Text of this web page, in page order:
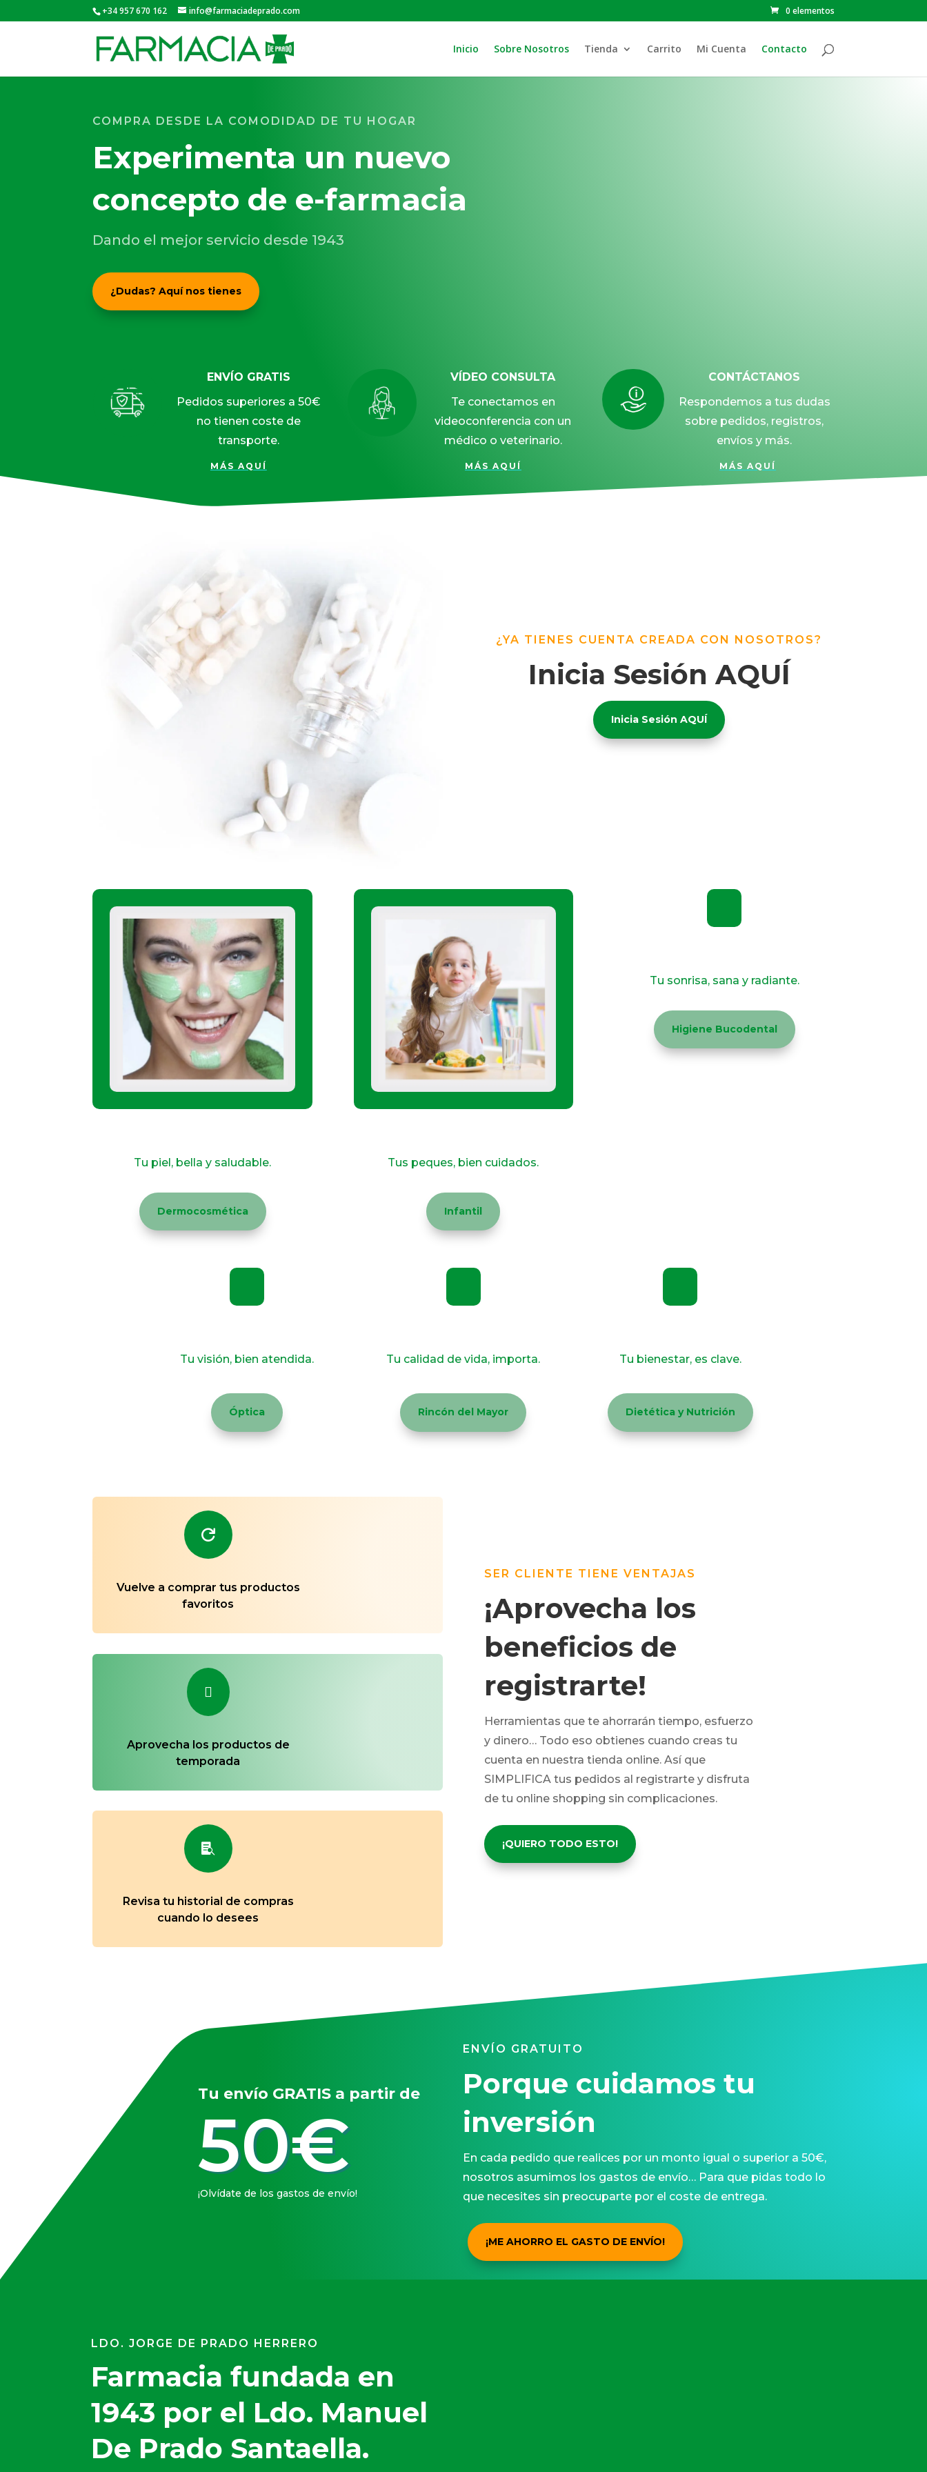
+34 957 670 162 info@farmaciadeprado.com 0 elementos
Inicio Sobre Nosotros Tienda Carrito Mi Cuenta Contacto
COMPRA DESDE LA COMODIDAD DE TU HOGAR
Experimenta un nuevo
concepto de e-farmacia
Dando el mejor servicio desde 1943
¿Dudas? Aquí nos tienes
ENVÍO GRATIS
Pedidos superiores a 50€
no tienen coste de
transporte.
MÁS AQUÍ
VÍDEO CONSULTA
Te conectamos en
videoconferencia con un
médico o veterinario.
MÁS AQUÍ
CONTÁCTANOS
Respondemos a tus dudas
sobre pedidos, registros,
envíos y más.
MÁS AQUÍ
¿YA TIENES CUENTA CREADA CON NOSOTROS?
Inicia Sesión AQUÍ
Inicia Sesión AQUÍ
Tu piel, bella y saludable.
Dermocosmética
Tus peques, bien cuidados.
Infantil
Tu sonrisa, sana y radiante.
Higiene Bucodental
Tu visión, bien atendida.
Óptica
Tu calidad de vida, importa.
Rincón del Mayor
Tu bienestar, es clave.
Dietética y Nutrición

Vuelve a comprar tus productos
favoritos

Aprovecha los productos de
temporada

Revisa tu historial de compras
cuando lo desees
SER CLIENTE TIENE VENTAJAS
¡Aprovecha los
beneficios de
registrarte!
Herramientas que te ahorrarán tiempo, esfuerzo
y dinero… Todo eso obtienes cuando creas tu
cuenta en nuestra tienda online. Así que
SIMPLIFICA tus pedidos al registrarte y disfruta
de tu online shopping sin complicaciones.
¡QUIERO TODO ESTO!
Tu envío GRATIS a partir de
50€
¡Olvídate de los gastos de envío!
ENVÍO GRATUITO
Porque cuidamos tu
inversión
En cada pedido que realices por un monto igual o superior a 50€,
nosotros asumimos los gastos de envío… Para que pidas todo lo
que necesites sin preocuparte por el coste de entrega.
¡ME AHORRO EL GASTO DE ENVÍO!
LDO. JORGE DE PRADO HERRERO
Farmacia fundada en
1943 por el Ldo. Manuel
De Prado Santaella.